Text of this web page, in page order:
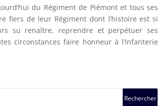
du Régiment de Piémont et tous ses
fiers de leur Régiment dont l’histoire est si
su renaître, reprendre et perpétuer ses
circonstances faire honneur à l’Infanterie